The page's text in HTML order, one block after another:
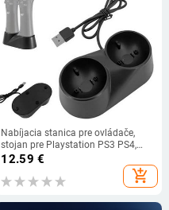
Nabíjacia stanica pre ovládače,
stojan pre Playstation PS3 PS4,
nabíjačka Move Quad, PS3, PS4 VR,
pohybový ovládač PlayStation
12.59 €
add_shopping_cart